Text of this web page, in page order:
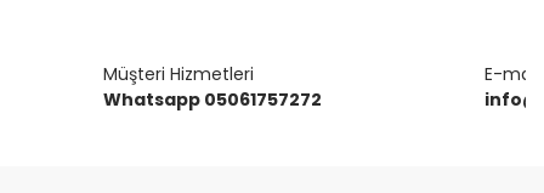
Müşteri Hizmetleri
Whatsapp 05061757272
E-mail